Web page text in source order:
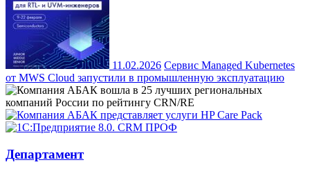
11.02.2026 Сервис Managed Kubernetes
от MWS Cloud запустили в промышленную эксплуатацию
Департамент